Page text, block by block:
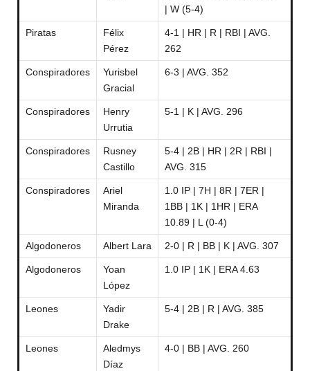
| W (5-4)
Piratas
Félix
Pérez
4-1 | HR | R | RBI | AVG.
262
Conspiradores
Yurisbel
Gracial
6-3 | AVG. 352
Conspiradores
Henry
Urrutia
5-1 | K | AVG. 296
Conspiradores
Rusney
Castillo
5-4 | 2B | HR | 2R | RBI |
AVG. 315
Conspiradores
Ariel
Miranda
1.0 IP | 7H | 8R | 7ER |
1BB | 1K | 1HR | ERA
10.89 | L (0-4)
Algodoneros Albert Lara 2-0 | R | BB | K | AVG. 307
Algodoneros
Yoan
López
1.0 IP | 1K | ERA 4.63
Leones
Yadir
Drake
5-4 | 2B | R | AVG. 385
Leones
Aledmys
Díaz
4-0 | BB | AVG. 260